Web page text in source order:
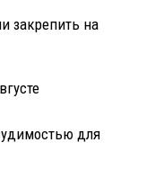
закрепить на
для